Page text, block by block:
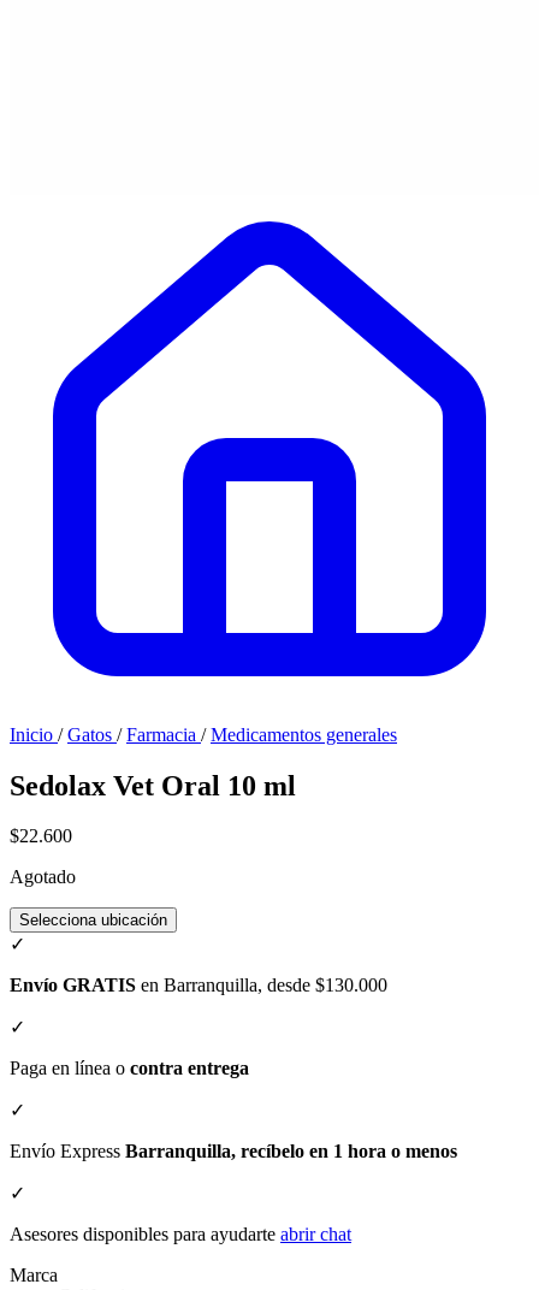
Inicio / Gatos / Farmacia / Medicamentos generales
Sedolax Vet Oral 10 ml
$22.600
Agotado
Selecciona ubicación
✓
Envío GRATIS en Barranquilla, desde $130.000
✓
Paga en línea o contra entrega
✓
Envío Express Barranquilla, recíbelo en 1 hora o menos
✓
Asesores disponibles para ayudarte abrir chat
Marca